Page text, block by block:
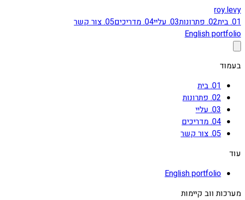
roy.levy
01
.בית02
.פתרונות03
.עליי04
.מדריכים05
.צור קשר
English portfolio
בעמוד
01
.בית
02
.פתרונות
03
.עליי
04
.מדריכים
05
.צור קשר
עוד
English portfolio
מערכות ווב קיימות